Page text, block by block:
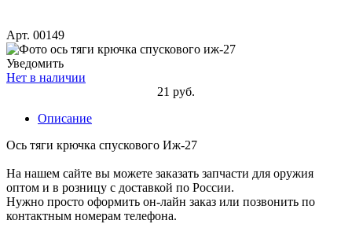
Арт. 00149
Уведомить
Нет в наличии
21 руб.
Описание
Ось тяги крючка спускового Иж-27
На нашем сайте вы можете заказать запчасти для оружия
оптом и в розницу с доставкой по России.
Нужно просто оформить он-лайн заказ или позвонить по
контактным номерам телефона.